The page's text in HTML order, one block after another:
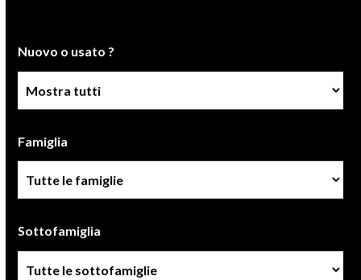
Nuovo o usato ?
Famiglia
Sottofamiglia